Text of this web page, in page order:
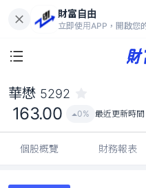
財富自由
立即使用APP，開啟您
163.00
華懋 5292
163.00 0% 最近更新時間
個股概覽 財務報表